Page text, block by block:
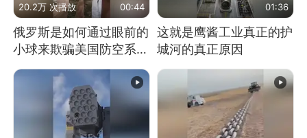
20.2万 次播放 00:44
俄罗斯是如何通过眼前的
小球来欺骗美国防空系统
的
01:36
这就是鹰酱工业真正的护
城河的真正原因